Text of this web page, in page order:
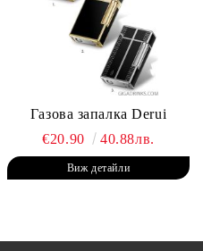
Газова запалка Derui
€20.90
40.88лв.
Виж детайли